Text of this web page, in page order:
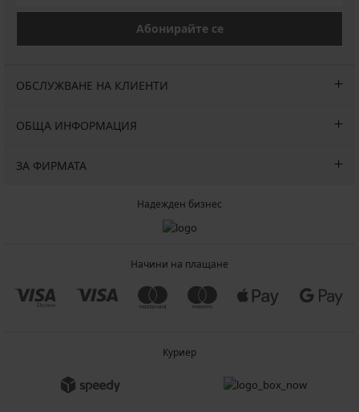
Абонирайте се
ОБСЛУЖВАНЕ НА КЛИЕНТИ
ОБЩА ИНФОРМАЦИЯ
ЗА ФИРМАТА
Надежден бизнес
Начини на плащане
Куриер